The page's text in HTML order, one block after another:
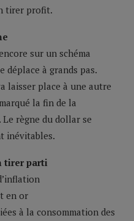
tirer profit.
sur un schéma
déplace à grands pas.
laisser place à une autre
la fin de la
règne du dollar se
inévitables.
tirer parti
en or
à la consommation des